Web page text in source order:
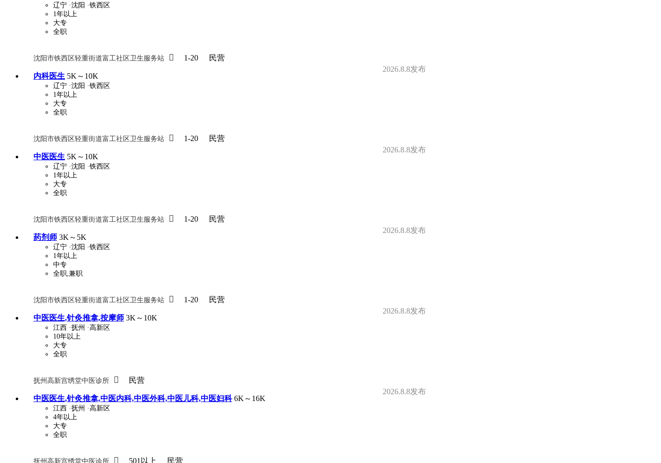
辽宁 ·沈阳 ·铁西区
1年以上
大专
全职
沈阳市铁西区轻重街道富工社区卫生服务站  1-20
民营
2026.8.8发布
内科医生 5K～10K
辽宁 ·沈阳 ·铁西区
1年以上
大专
全职
沈阳市铁西区轻重街道富工社区卫生服务站  1-20
民营
2026.8.8发布
中医医生 5K～10K
辽宁 ·沈阳 ·铁西区
1年以上
大专
全职
沈阳市铁西区轻重街道富工社区卫生服务站  1-20
民营
2026.8.8发布
药剂师 3K～5K
辽宁 ·沈阳 ·铁西区
1年以上
中专
全职,兼职
沈阳市铁西区轻重街道富工社区卫生服务站  1-20
民营
2026.8.8发布
中医医生,针灸推拿,按摩师 3K～10K
江西 ·抚州 ·高新区
10年以上
大专
全职
抚州高新宫绣堂中医诊所 
民营
2026.8.8发布
中医医生,针灸推拿,中医内科,中医外科,中医儿科,中医妇科 6K～16K
江西 ·抚州 ·高新区
4年以上
大专
全职
抚州高新宫绣堂中医诊所  501以上 民营